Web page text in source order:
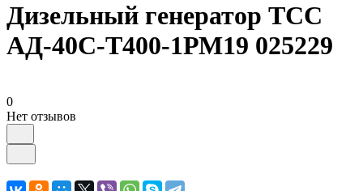
Дизельный генератор ТСС
АД-40С-Т400-1РМ19 025229
0
Нет отзывов